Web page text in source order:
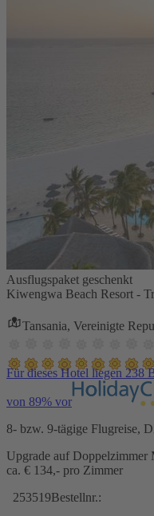
Ausflugspaket geschenkt
Kiwengwa Beach Resort -
Tansania, Vereinigte
Für dieses Hotel liegen 238
von 89% vor
8- bzw. 9-tägige Flugreise,
Upgrade auf Doppelzimmer
ca. € 134,- pro Zimmer
253519Bestellnr.: